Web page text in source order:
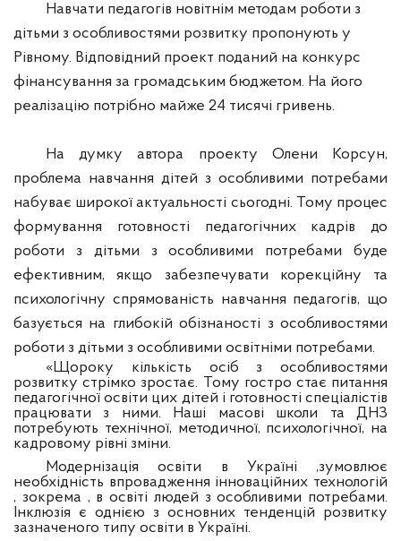
Навчати педагогів новітнім методам роботи з
дітьми з особливостями розвитку пропонують у
Рівному. Відповідний проект поданий на конкурс
фінансування за громадським бюджетом. На його
реалізацію потрібно майже 24 тисячі гривень.
На думку автора проекту Олени Корсун,
проблема навчання дітей з особливими потребами
набуває широкої актуальності сьогодні. Тому процес
формування готовності педагогічних кадрів до
роботи з дітьми з особливими потребами буде
ефективним, якщо забезпечувати корекційну та
психологічну спрямованість навчання педагогів, що
базується на глибокій обізнаності з особливостями
роботи з дітьми з особливими освітніми потребами.
«Щороку кількість осіб з особливостями
розвитку стрімко зростає. Тому гостро стає питання
педагогічної освіти цих дітей і готовності спеціалістів
працювати з ними. Наші масові школи та ДНЗ
потребують технічної, методичної, психологічної, на
кадровому рівні зміни.
Модернізація освіти в Україні ,зумовлює
необхідність впровадження інноваційних технологій
, зокрема , в освіті людей з особливими потребами.
Інклюзія є однією з основних тенденцій розвитку
зазначеного типу освіти в Україні.